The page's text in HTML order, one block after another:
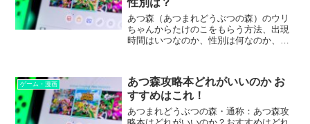
性別は？
あつ森（あつまれどうぶつの森）のウリ
ちゃんからたけのこをもらう方法、出現
時間はいつなのか、性別は何なのか、な
ゲーム・漫画
あつ森攻略本どれがいいのか お
すすめはこれ！
あつまれどうぶつの森・通称：あつ森攻